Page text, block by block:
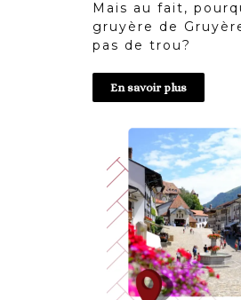
Mais au fait,
gruyère de
pas de trou?
En savoir plus